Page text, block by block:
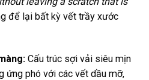
để lại bất kỳ vết trầy xước
Cấu trúc sợi vải siêu mịn
ứng phó với các vết dầu mỡ,